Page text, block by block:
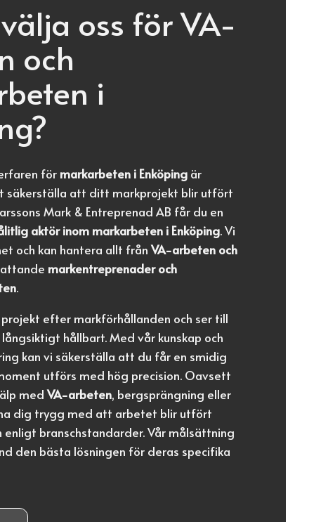
oss för VA-
och
i
för markarbeten i Enköping är
säkerställa att ditt markprojekt blir utfört
Mark & Entreprenad AB får du en
aktör inom markarbeten i Enköping. Vi
och kan hantera allt frånVA-arbeten och
markentreprenader och
.
efter markförhållanden och ser till
hållbart. Med vår kunskap och
kan vi säkerställa att du får en smidig
utförs med hög precision. Oavsett
medVA-arbeten, bergsprängning eller
dig trygg med att arbetet blir utfört
enligt branschstandarder. Vår målsättning
den bästa lösningen för deras specifika